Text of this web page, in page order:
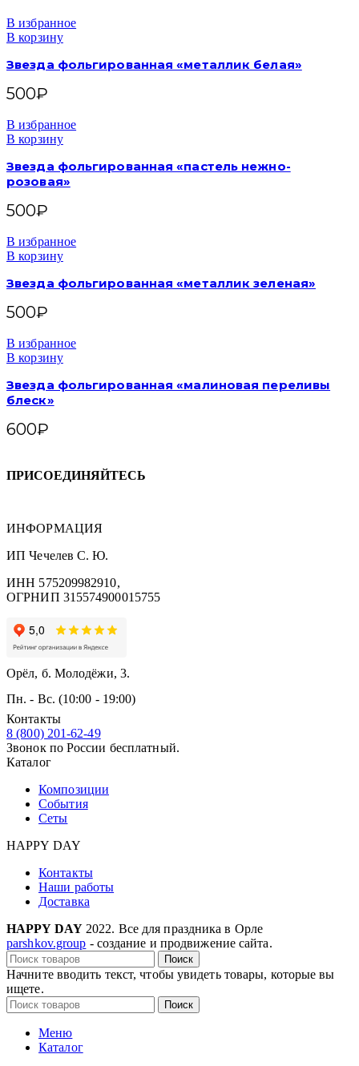
В избранное
В корзину
Звезда фольгированная «металлик белая»
500₽
В избранное
В корзину
Звезда фольгированная «пастель нежно-
розовая»
500₽
В избранное
В корзину
Звезда фольгированная «металлик зеленая»
500₽
В избранное
В корзину
Звезда фольгированная «малиновая переливы
блеск»
600₽
ПРИСОЕДИНЯЙТЕСЬ
ИНФОРМАЦИЯ
ИП Чечелев С. Ю.
ИНН 575209982910,
ОГРНИП 315574900015755
Орёл, б. Молодёжи, 3.
Пн. - Вс. (10:00 - 19:00)
Контакты
8 (800) 201-62-49
Звонок по России бесплатный.
Каталог
Композиции
События
Сеты
HAPPY DAY
Контакты
Наши работы
Доставка
HAPPY DAY 2022. Все для праздника в Орле
parshkov.group - создание и продвижение сайта.
Поиск
Начните вводить текст, чтобы увидеть товары, которые вы
ищете.
Поиск
Меню
Каталог